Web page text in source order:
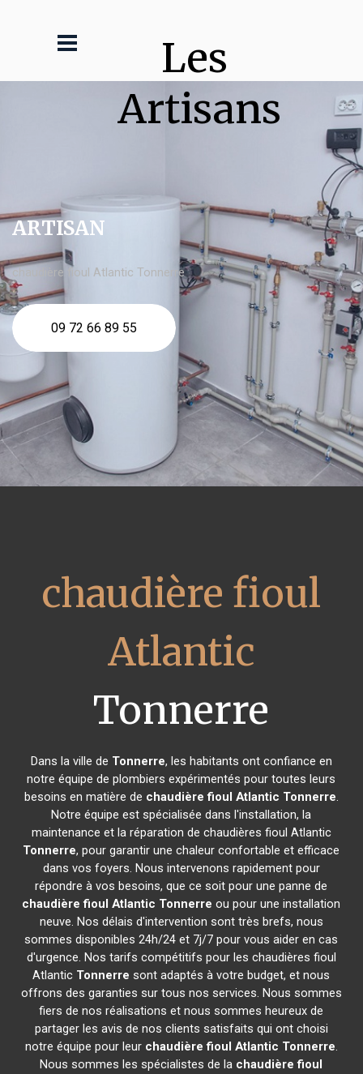
Les
Artisans
ARTISAN
chaudière fioul Atlantic Tonnerre
09 72 66 89 55
chaudière fioul
Atlantic
Tonnerre
Dans la ville de Tonnerre, les habitants ont confiance en
notre équipe de plombiers expérimentés pour toutes leurs
besoins en matière de chaudière fioul Atlantic Tonnerre.
Notre équipe est spécialisée dans l'installation, la
maintenance et la réparation de chaudières fioul Atlantic
Tonnerre, pour garantir une chaleur confortable et efficace
dans vos foyers. Nous intervenons rapidement pour
répondre à vos besoins, que ce soit pour une panne de
chaudière fioul Atlantic Tonnerre ou pour une installation
neuve. Nos délais d'intervention sont très brefs, nous
sommes disponibles 24h/24 et 7j/7 pour vous aider en cas
d'urgence. Nos tarifs compétitifs pour les chaudières fioul
Atlantic Tonnerre sont adaptés à votre budget, et nous
offrons des garanties sur tous nos services. Nous sommes
fiers de nos réalisations et nous sommes heureux de
partager les avis de nos clients satisfaits qui ont choisi
notre équipe pour leur chaudière fioul Atlantic Tonnerre.
Nous sommes les spécialistes de la chaudière fioul